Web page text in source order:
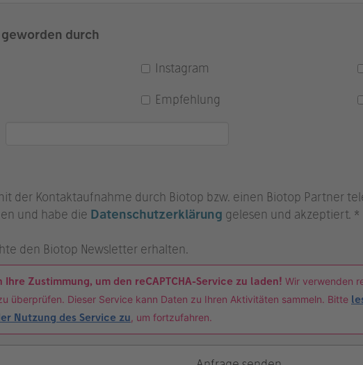
durch
Instagram
Empfehlung
der Kontaktaufnahme durch Biotop bzw. einen Biotop Partner
und habe die Datenschutzerklärung gelesen und akzeptiert. *
den Biotop Newsletter erhalten.
Zustimmung, um den reCAPTCHA-Service zu laden! Wir verwenden
überprüfen. Dieser Service kann Daten zu Ihren Aktivitäten sammeln. Bitte
Nutzung des Service zu, um fortzufahren.